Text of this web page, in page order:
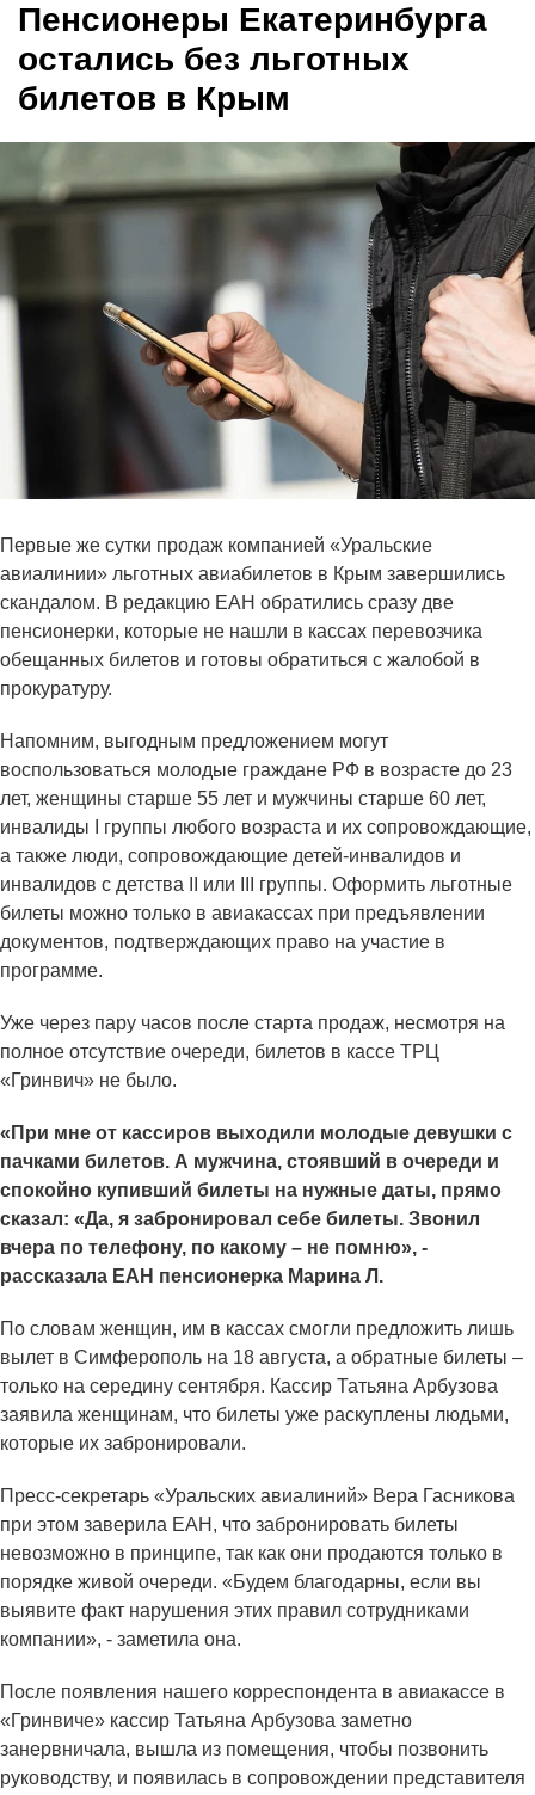
Пенсионеры Екатеринбурга
остались без льготных
билетов в Крым
Первые же сутки продаж компанией «Уральские
авиалинии» льготных авиабилетов в Крым завершились
скандалом. В редакцию ЕАН обратились сразу две
пенсионерки, которые не нашли в кассах перевозчика
обещанных билетов и готовы обратиться с жалобой в
прокуратуру.
Напомним, выгодным предложением могут
воспользоваться молодые граждане РФ в возрасте до 23
лет, женщины старше 55 лет и мужчины старше 60 лет,
инвалиды I группы любого возраста и их сопровождающие,
а также люди, сопровождающие детей-инвалидов и
инвалидов с детства II или III группы. Оформить льготные
билеты можно только в авиакассах при предъявлении
документов, подтверждающих право на участие в
программе.
Уже через пару часов после старта продаж, несмотря на
полное отсутствие очереди, билетов в кассе ТРЦ
«Гринвич» не было.
«При мне от кассиров выходили молодые девушки с
пачками билетов. А мужчина, стоявший в очереди и
спокойно купивший билеты на нужные даты, прямо
сказал: «Да, я забронировал себе билеты. Звонил
вчера по телефону, по какому – не помню», -
рассказала ЕАН пенсионерка Марина Л.
По словам женщин, им в кассах смогли предложить лишь
вылет в Симферополь на 18 августа, а обратные билеты –
только на середину сентября. Кассир Татьяна Арбузова
заявила женщинам, что билеты уже раскуплены людьми,
которые их забронировали.
Пресс-секретарь «Уральских авиалиний» Вера Гасникова
при этом заверила ЕАН, что забронировать билеты
невозможно в принципе, так как они продаются только в
порядке живой очереди. «Будем благодарны, если вы
выявите факт нарушения этих правил сотрудниками
компании», - заметила она.
После появления нашего корреспондента в авиакассе в
«Гринвиче» кассир Татьяна Арбузова заметно
занервничала, вышла из помещения, чтобы позвонить
руководству, и появилась в сопровождении представителя